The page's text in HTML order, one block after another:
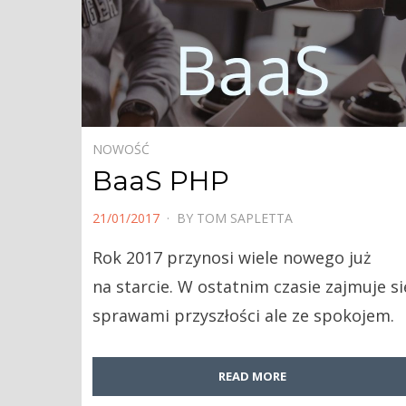
NOWOŚĆ
BaaS PHP
POSTED
21/01/2017 BY TOM SAPLETTA
Rok 2017 przynosi wiele nowego już
na starcie. W ostatnim czasie zajmuje
sprawami przyszłości ale ze spokojem.
READ MORE